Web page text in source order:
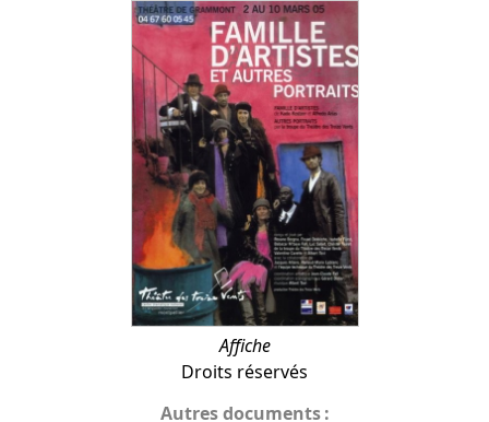
Affiche
Droits réservés
Autres documents :